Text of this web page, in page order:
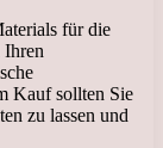
für die
Kauf sollten Sie
zu lassen und